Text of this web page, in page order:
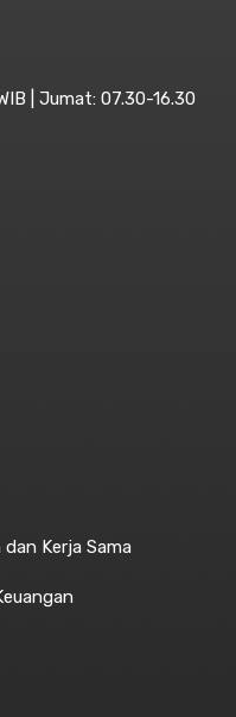
| Jumat: 07.30-16.30
Kerja Sama